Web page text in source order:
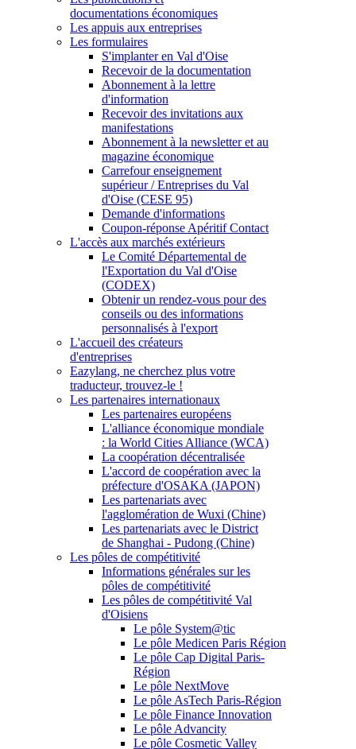
documentations économiques
Les appuis aux entreprises
Les formulaires
S'implanter en Val d'Oise
Recevoir de la documentation
Abonnement à la lettre
d'information
Recevoir des invitations aux
manifestations
Abonnement à la newsletter et au
magazine économique
Carrefour enseignement
supérieur / Entreprises du Val
d'Oise (CESE 95)
Demande d'informations
Coupon-réponse Apéritif Contact
L'accès aux marchés extérieurs
Le Comité Départemental de
l'Exportation du Val d'Oise
(CODEX)
Obtenir un rendez-vous pour des
conseils ou des informations
personnalisés à l'export
L'accueil des créateurs
d'entreprises
Eazylang, ne cherchez plus votre
traducteur, trouvez-le !
Les partenaires internationaux
Les partenaires européens
L'alliance économique mondiale
: la World Cities Alliance (WCA)
La coopération décentralisée
L'accord de coopération avec la
préfecture d'OSAKA (JAPON)
Les partenariats avec
l'agglomération de Wuxi (Chine)
Les partenariats avec le District
de Shanghai - Pudong (Chine)
Les pôles de compétitivité
Informations générales sur les
pôles de compétitivité
Les pôles de compétitivité Val
d'Oisiens
Le pôle System@tic
Le pôle Medicen Paris Région
Le pôle Cap Digital Paris-
Région
Le pôle NextMove
Le pôle AsTech Paris-Région
Le pôle Finance Innovation
Le pôle Advancity
Le pôle Cosmetic Valley